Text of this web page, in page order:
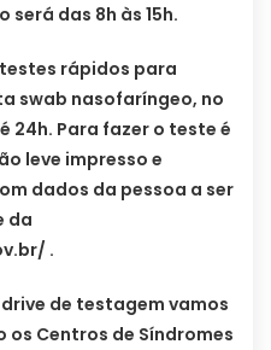
será das 8h às 15h.
rápidos para
swab nasofaríngeo, no
24h. Para fazer o teste é
leve impresso e
dados da pessoa a ser
da
.
de testagem vamos
Centros de Síndromes